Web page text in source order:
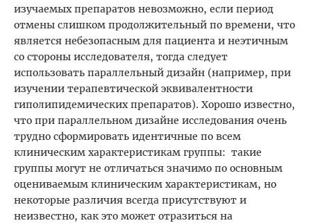
изучаемых препаратов невозможно, если период
отмены слишком продолжительный по времени, что
является небезопасным для пациента и неэтичным
со стороны исследователя, тогда следует
использовать параллельный дизайн (например, при
изучении терапевтической эквивалентности
гиполипидемических препаратов). Хорошо известно,
что при параллельном дизайне исследования очень
трудно сформировать идентичные по всем
клиническим характеристикам группы: такие
группы могут не отличаться значимо по основным
оцениваемым клиническим характеристикам, но
некоторые различия всегда присутствуют и
неизвестно, как это может отразиться на